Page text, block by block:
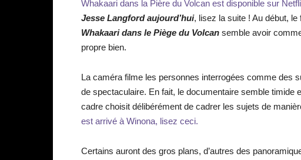
Whakaari dans la Pière du Volcan est disponible sur
Jesse Langford aujourd’hui, lisez la suite ! Au début,
Whakaari dans le Piège du Volcan semble avoir
propre bien.
La caméra filme les personnes interrogées comme des
de spectaculaire. En fait, le documentaire semble timide
cadre choisit délibérément de cadrer les sujets de
est arrivé à Winona, lisez ceci.
Certains auront des gros plans, d’autres des